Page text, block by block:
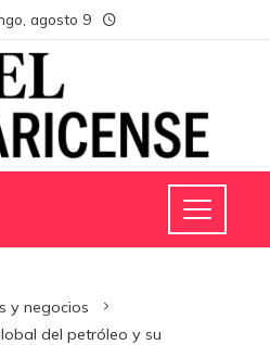
agosto 9
y negocios
del petróleo y su